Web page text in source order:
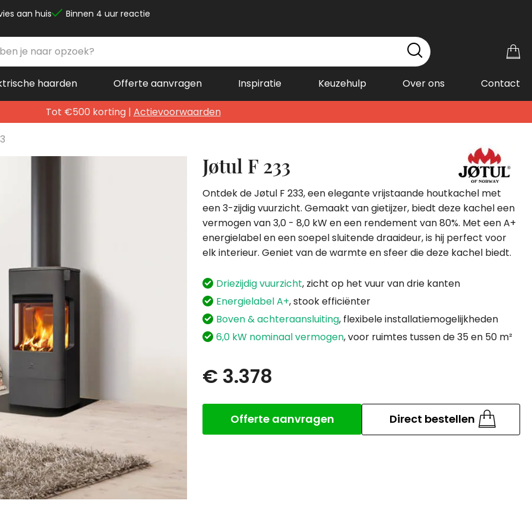
aan huis Binnen 4 uur reactie
haarden Offerte aanvragen Inspiratie Keuzehulp Over ons Contact
Tot €500 korting | Actievoorwaarden
Jøtul F 233
Ontdek de Jøtul F 233, een elegante vrijstaande houtkachel met
een 3-zijdig vuurzicht. Gemaakt van gietijzer, biedt deze kachel een
vermogen van 3,0 - 8,0 kW en een rendement van 80%. Met een A+
energielabel en een soepel sluitende draaideur, is hij perfect voor
elk interieur. Geniet van de warmte en sfeer die deze kachel biedt.
Driezijdig vuurzicht, zicht op het vuur van drie kanten
Energielabel A+, stook efficiënter
Boven & achteraansluiting, flexibele installatiemogelijkheden
6,0 kW nominaal vermogen, voor ruimtes tussen de 35 en 50 m²
€ 3.378
Direct bestellen
Offerte aanvragen